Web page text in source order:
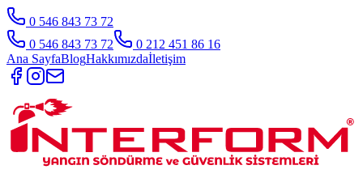
0 546 843 73 72
0 546 843 73 72
0 212 451 86 16
Ana SayfaBlogHakkımızdaİletişim